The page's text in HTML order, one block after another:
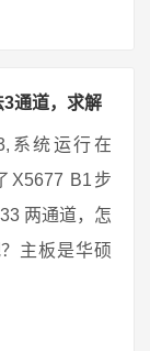
通道，求解
系统运行在
X5677 B1步
两通道，怎
主板是华硕